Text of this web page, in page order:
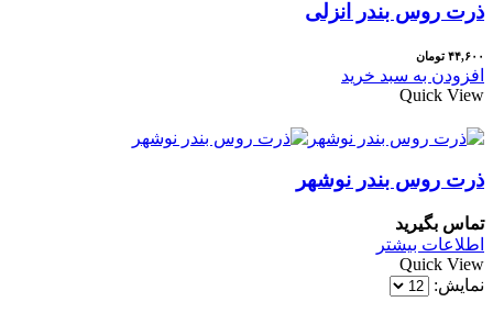
ذرت روس بندر انزلی
۴۴,۶۰۰ تومان
افزودن به سبد خرید
Quick View
ذرت روس بندر نوشهر
تماس بگیرید
اطلاعات بیشتر
Quick View
نمایش: